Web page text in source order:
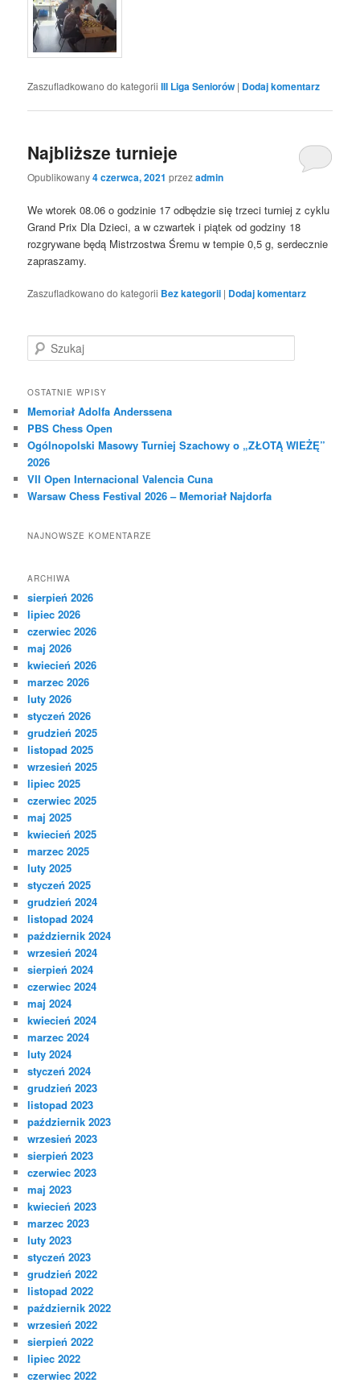
Zaszufladkowano do kategorii III Liga Seniorów | Dodaj komentarz
Najbliższe turnieje
Opublikowany4 czerwca, 2021 przezadmin
We wtorek 08.06 o godzinie 17 odbędzie się trzeci turniej z cyklu
Grand Prix Dla Dzieci, a w czwartek i piątek od godziny 18
rozgrywane będą Mistrzostwa Śremu w tempie 0,5 g, serdecznie
zapraszamy.
Zaszufladkowano do kategorii Bez kategorii | Dodaj komentarz
z
k
j
OSTATNIE WPISY
Memoriał Adolfa Anderssena
PBS Chess Open
Ogólnopolski Masowy Turniej Szachowy o „ZŁOTĄ WIEŻĘ”
2026
VII Open Internacional Valencia Cuna
Warsaw Chess Festival 2026 – Memoriał Najdorfa
NAJNOWSZE KOMENTARZE
ARCHIWA
sierpień 2026
lipiec 2026
czerwiec 2026
maj 2026
kwiecień 2026
marzec 2026
luty 2026
styczeń 2026
grudzień 2025
listopad 2025
wrzesień 2025
lipiec 2025
czerwiec 2025
maj 2025
kwiecień 2025
marzec 2025
luty 2025
styczeń 2025
grudzień 2024
listopad 2024
październik 2024
wrzesień 2024
sierpień 2024
czerwiec 2024
maj 2024
kwiecień 2024
marzec 2024
luty 2024
styczeń 2024
grudzień 2023
listopad 2023
październik 2023
wrzesień 2023
sierpień 2023
czerwiec 2023
maj 2023
kwiecień 2023
marzec 2023
luty 2023
styczeń 2023
grudzień 2022
listopad 2022
październik 2022
wrzesień 2022
sierpień 2022
lipiec 2022
czerwiec 2022